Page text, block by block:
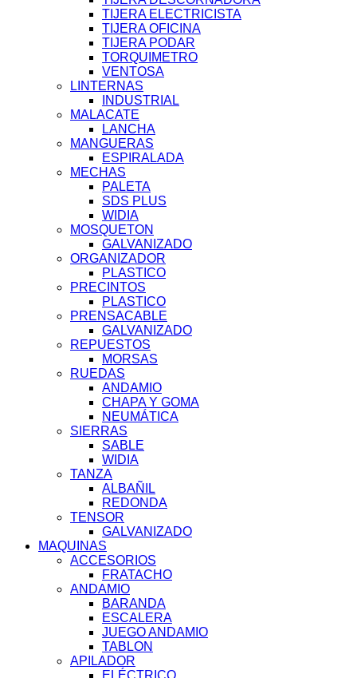
TIJERA ELECTRICISTA
TIJERA OFICINA
TIJERA PODAR
TORQUIMETRO
VENTOSA
LINTERNAS
INDUSTRIAL
MALACATE
LANCHA
MANGUERAS
ESPIRALADA
MECHAS
PALETA
SDS PLUS
WIDIA
MOSQUETON
GALVANIZADO
ORGANIZADOR
PLASTICO
PRECINTOS
PLASTICO
PRENSACABLE
GALVANIZADO
REPUESTOS
MORSAS
RUEDAS
ANDAMIO
CHAPA Y GOMA
NEUMÁTICA
SIERRAS
SABLE
WIDIA
TANZA
ALBAÑIL
REDONDA
TENSOR
GALVANIZADO
MAQUINAS
ACCESORIOS
FRATACHO
ANDAMIO
BARANDA
ESCALERA
JUEGO ANDAMIO
TABLON
APILADOR
ELÉCTRICO